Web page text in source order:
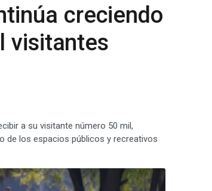
creciendo
visitantes
a su visitante número 50 mil,
de los espacios públicos y recreativos